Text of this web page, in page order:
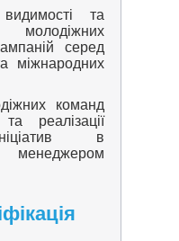
та
серед
міжнародних
команд
реалізації
в